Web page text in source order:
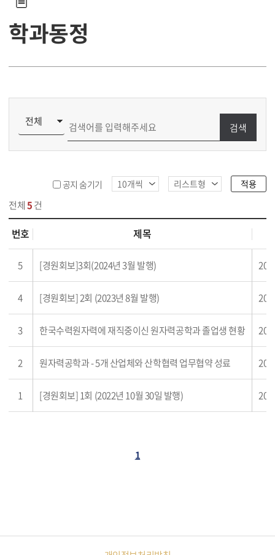
학과동정
검색
공지 숨기기 적용
전체5건
록
번호 제목
5 [경원회보]3회(2024년 3월 발행)
4 [경원회보] 2회 (2023년 8월 발행)
3 한국수력원자력에 재직중이신 원자력공학과 졸업생 현황
2 원자력공학과 - 5개 산업체와 산학협력 업무협약 성료
1 [경원회보] 1회 (2022년 10월 30일 발행)
1